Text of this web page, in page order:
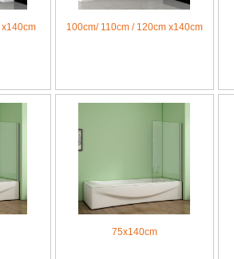
100cm/ 110cm / 120cm x140cm
75x140cm